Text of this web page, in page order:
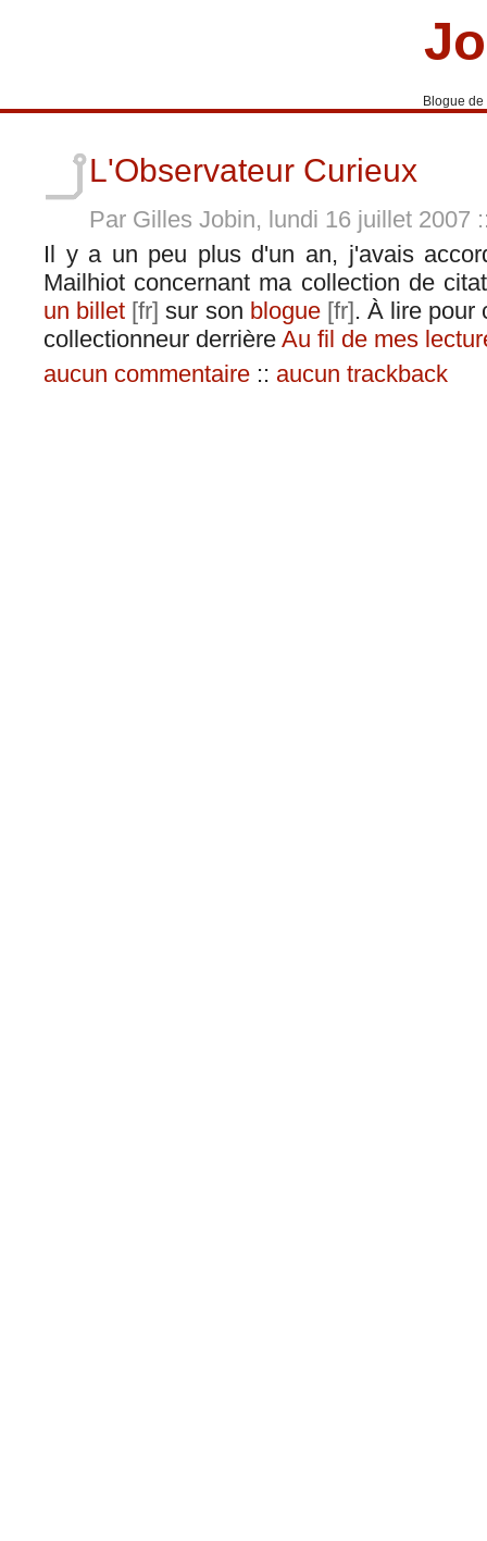
Blogue de
L'Observateur Curieux
Par Gilles Jobin, lundi 16 juillet 2007
Il y a un peu plus d'un an, j'avais
Mailhiot concernant ma collection de
un billet
sur son blogue
. À lire pour
collectionneur derrière Au fil de mes
aucun commentaire :: aucun trackback